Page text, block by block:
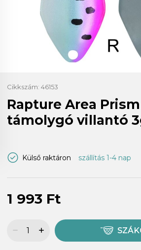
Cikkszám: 46153
Rapture Area
támolygó villantó
Külső raktáron szállítás 1-4 nap
1 993 Ft